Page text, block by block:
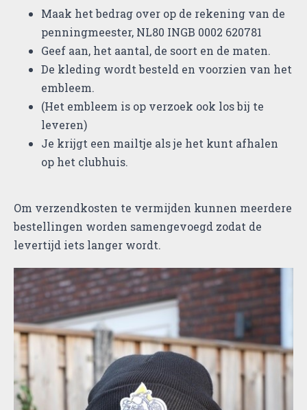
Maak het bedrag over op de rekening van de
penningmeester, NL80 INGB 0002 620781
Geef aan, het aantal, de soort en de maten.
De kleding wordt besteld en voorzien van het
embleem.
(Het embleem is op verzoek ook los bij te
leveren)
Je krijgt een mailtje als je het kunt afhalen
op het clubhuis.
Om verzendkosten te vermijden kunnen meerdere
bestellingen worden samengevoegd zodat de
levertijd iets langer wordt.